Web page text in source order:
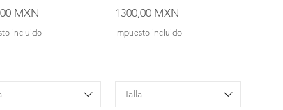
MXN
incluido
Precio
1300,00 MXN
Impuesto incluido
Talla